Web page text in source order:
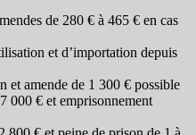
de 280 € à 465 € en cas
et d’importation depuis
et amende de 1 300 € possible
000 € et emprisonnement